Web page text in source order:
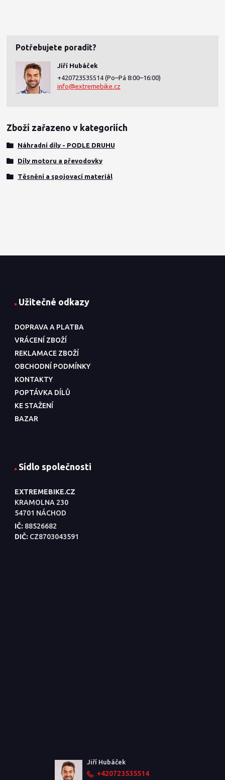
Potřebujete poradit?
Jiří Hubáček
+420723535514 (Po–Pá 8:00–16:00)
info@extremebike.cz
Zboží zařazeno v kategoriích
Náhradní díly - PODLE DRUHU
Díly motoru a převodovky
Těsnění a spojovací materiál
Užitečné odkazy
DOPRAVA A PLATBA
VRÁCENÍ ZBOŽÍ
REKLAMACE ZBOŽÍ
OBCHODNÍ PODMÍNKY
KONTAKTY
POPTÁVKA DÍLŮ
KE STAŽENÍ
BAZAR
Sídlo společnosti
EXTREMEBIKE.CZ
KRAMOLNA 230
54701 NÁCHOD
IČ: 88526682
DIČ: CZ8703043591
Jiří Hubáček
+420723535514